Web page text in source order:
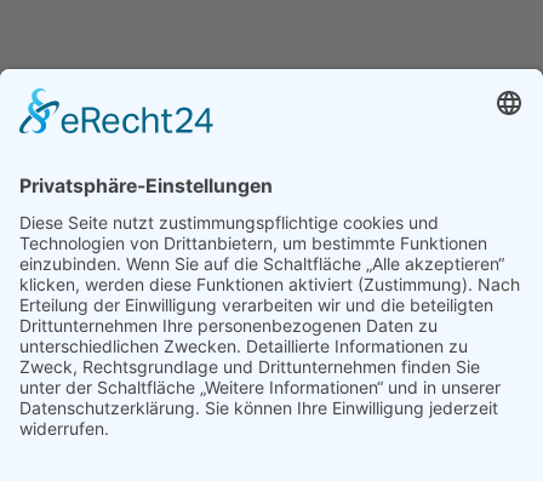
Ganz­tag­sschul­ver­band e.V.
04277 Leipzig
E-Mail:buelau@ganztagsschulverband.de